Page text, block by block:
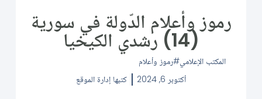
رموز وأعلام الدّولة في سورية
(14) رشدي الكيخيا
المكتب الإعلامي رموز وأعلام
أكتوبر 6, 2024
كتبها إدارة الموقع